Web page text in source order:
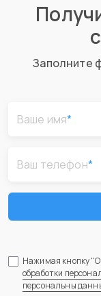
Заполните
Ваше имя*
Ваш телефон*
Нажимая кнопку
обработки
персональны